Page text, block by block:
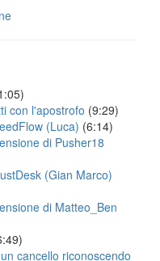
con l'apostrofo (9:29)
(Luca) (6:14)
di Pusher18
(Gian Marco)
di Matteo_Ben
cancello riconoscendo